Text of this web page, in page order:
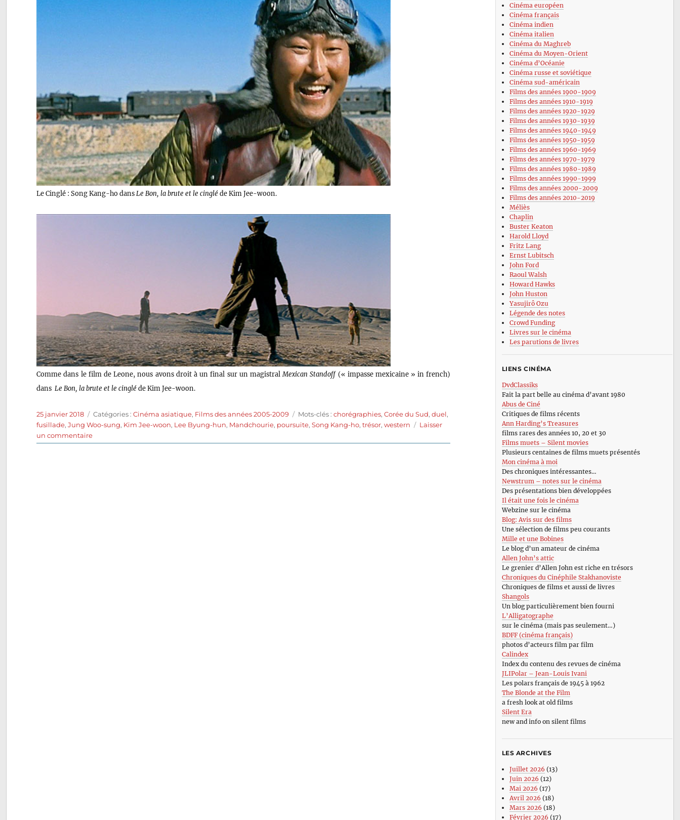
Le Cinglé : Song Kang-ho dans Le Bon, la brute et le cingléde Kim Jee-woon.
Comme dans le film de Leone, nous avons droit à un final sur un magistral Mexican Standoff(« impasse mexicaine » in french)
dans Le Bon, la brute et le cingléde Kim Jee-woon.
Publié
le
25 janvier 2018 Catégories
Catégories :Cinéma asiatique, Films des années 2005-2009 Étiquettes
Mots-clés :chorégraphies,Corée du Sud,duel,
fusillade,Jung Woo-sung, Kim Jee-woon, Lee Byung-hun, Mandchourie, poursuite,Song Kang-ho,trésor,western
Laisser
un commentairesur
Le
Cinéma européen
Cinéma français
Cinéma indien
Cinéma italien
Cinéma du Maghreb
Cinéma du Moyen-Orient
Cinéma d’Océanie
Cinéma russe et soviétique
Cinéma sud-américain
Films des années 1900-1909
Films des années 1910-1919
Films des années 1920-1929
Films des années 1930-1939
Films des années 1940-1949
Films des années 1950-1959
Films des années 1960-1969
Films des années 1970-1979
Films des années 1980-1989
Films des années 1990-1999
Films des années 2000-2009
Films des années 2010-2019
Méliès
Chaplin
Buster Keaton
Harold Lloyd
Fritz Lang
Ernst Lubitsch
John Ford
Raoul Walsh
Howard Hawks
John Huston
Yasujirô Ozu
Légende des notes
Crowd Funding
Livres sur le cinéma
Les parutions de livres
LIENS CINÉMA
DvdClassiks
Fait la part belle au cinéma d’avant 1980
Abus de Ciné
Critiques de films récents
Ann Harding’s Treasures
films rares des années 10, 20 et 30
Films muets – Silent movies
Plusieurs centaines de films muets présentés
Mon cinéma à moi
Des chroniques intéressantes…
Newstrum – notes sur le cinéma
Des présentations bien développées
Il était une fois le cinéma
Webzine sur le cinéma
Blog: Avis sur des films
Une sélection de films peu courants
Mille et une Bobines
Le blog d’un amateur de cinéma
Allen John’s attic
Le grenier d’Allen John est riche en trésors
Chroniques du Cinéphile Stakhanoviste
Chroniques de films et aussi de livres
Shangols
Un blog particulièrement bien fourni
L’Alligatographe
sur le cinéma (mais pas seulement…)
BDFF (cinéma français)
photos d’acteurs film par film
Calindex
Index du contenu des revues de cinéma
JLIPolar – Jean-Louis Ivani
Les polars français de 1945 à 1962
The Blonde at the Film
a fresh look at old films
Silent Era
new and info on silent films
LES ARCHIVES
Juillet 2026 (13)
Juin 2026 (12)
Mai 2026 (17)
Avril 2026 (18)
Mars 2026 (18)
Février 2026 (17)